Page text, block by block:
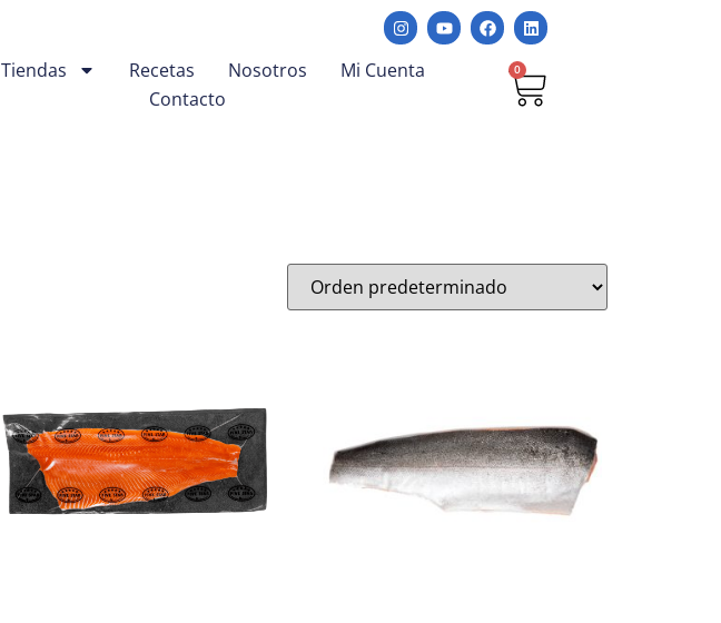
0
Tiendas Recetas Nosotros
Mi Cuenta
Contacto